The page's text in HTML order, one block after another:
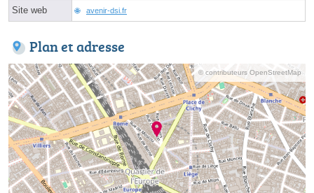
Site web avenir-dsi.fr
Plan et adresse
© contributeurs OpenStreetMap